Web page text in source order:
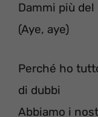
Dammi più
(Aye, aye)
Perché ho
di dubbi
Abbiamo i